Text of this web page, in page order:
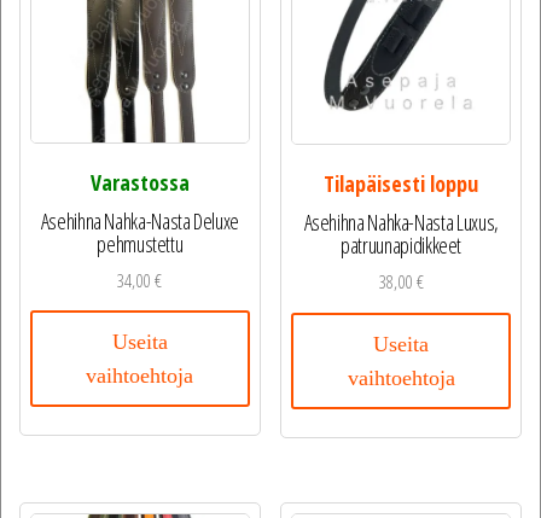
Varastossa
Asehihna Nahka-Nasta Deluxe
pehmustettu
34,00€
Useita
vaihtoehtoja
Tilapäisesti loppu
Asehihna Nahka-Nasta Luxus,
patruunapidikkeet
38,00€
Useita
vaihtoehtoja